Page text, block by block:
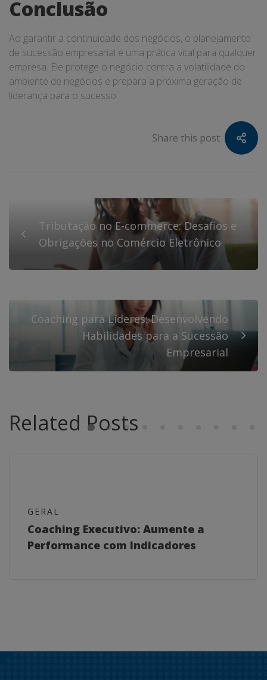
Conclusão
Ao garantir a continuidade dos negócios, o planejamento
de sucessão empresarial é uma prática vital para qualquer
empresa. Ele protege o negócio contra a volatilidade do
ambiente de negócios e prepara a próxima geração de
liderança para o sucesso.
Share this post
Tributação no E-commerce: Desafios e
Obrigações no Comércio Eletrônico
Coaching para Líderes: Desenvolvendo
Habilidades para a Sucessão
Empresarial
Related Posts
GERAL
Coaching Executivo: Aumente a
Performance com Indicadores